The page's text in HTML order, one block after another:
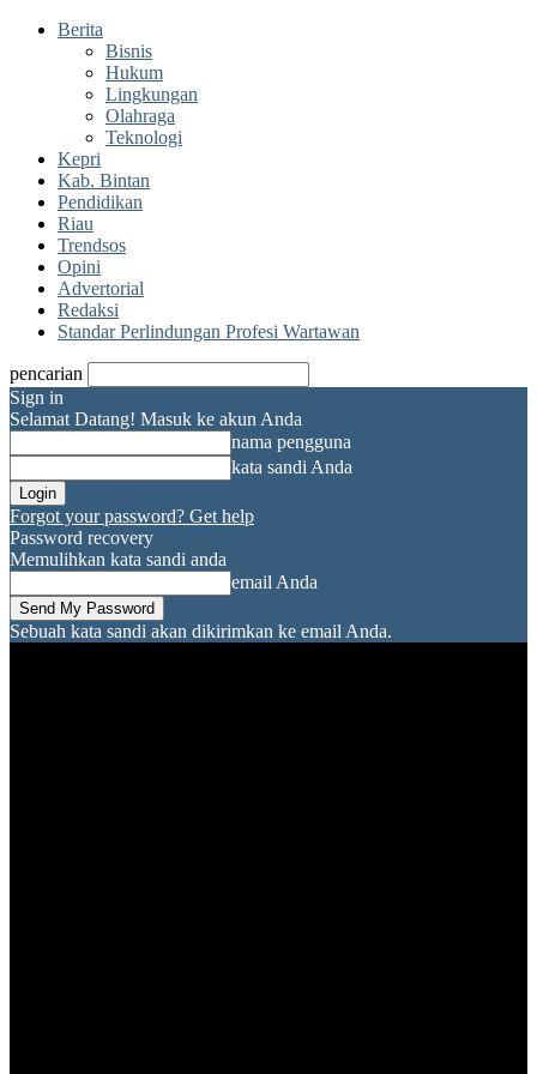
Berita
Bisnis
Hukum
Lingkungan
Olahraga
Teknologi
Kepri
Kab. Bintan
Pendidikan
Riau
Trendsos
Opini
Advertorial
Redaksi
Standar Perlindungan Profesi Wartawan
pencarian
Sign in
Selamat Datang! Masuk ke akun Anda
nama pengguna
kata sandi Anda
Forgot your password? Get help
Password recovery
Memulihkan kata sandi anda
email Anda
Sebuah kata sandi akan dikirimkan ke email Anda.